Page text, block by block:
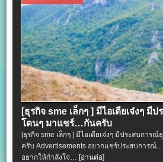
[ธุรกิจ sme เล็กๆ ] มีไอเดียเจ๋งๆ มี
โดนๆ มาแชร์…กันครับ
[ธุรกิจ sme เล็กๆ ] มีไอเดียเจ๋งๆ มีประสบการ
ครับ Advertisements อยากแชร์ประสบการณ์
อยากให้กำลังใจ…[อ่านต่อ]